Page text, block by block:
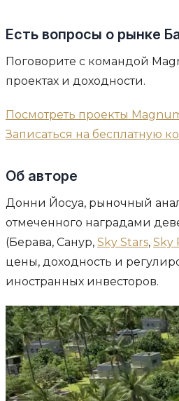
Есть вопросы о рынке
Поговорите с командой
проектах и доходности.
Посмотреть проекты
Записаться на бесплатную
Об авторе
Донни Йосуа, рыночный
отмеченного наградами
(Берава, Санур, Sky Stars, Sky
цены, доходность и
иностранных инвесторов.